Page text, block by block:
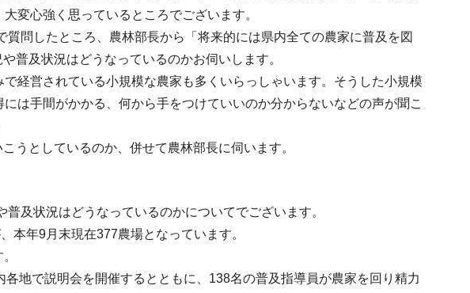
変心強く思っているところでございます。
問したところ、農林部長から「将来的には県内全ての農家に普及を図
普及状況はどうなっているのかお伺いします。
経営されている小規模な農家も多くいらっしゃいます。そうした小規模
は手間がかかる、何から手をつけていいのか分からないなどの声が聞こ
うとしているのか、併せて農林部長に伺います。
及状況はどうなっているのかについてでございます。
本年9月末現在377農場となっています。
地で説明会を開催するとともに、138名の普及指導員が農家を回り精力